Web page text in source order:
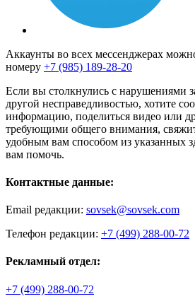
Аккаунты во всех мессенджерах
номеру +7 (985) 189-28-20
Если вы столкнулись с нарушениями
другой несправедливостью, хотите
информацию, поделиться видео или
требующими общего внимания,
удобным вам способом из указанных
вам помочь.
Контактные данные:
Email редакции: sovsek@sovsek.com
Телефон редакции: +7 (499) 288-00-72
Рекламный отдел:
+7 (499) 288-00-72